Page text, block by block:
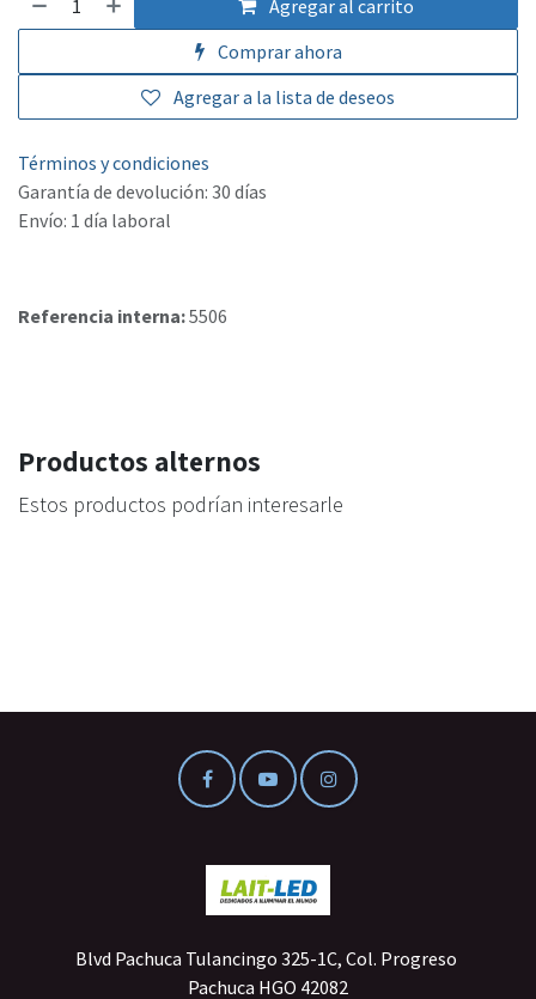
Agregar al carrito
Comprar ahora
Agregar a la lista de deseos
Términos y condiciones
Garantía de devolución: 30 días
Envío: 1 día laboral
Referencia interna:5506
Productos alternos
Estos productos podrían interesarle
Blvd Pachuca Tulancingo 325-1C, Col. Progreso
Pachuca HGO 42082